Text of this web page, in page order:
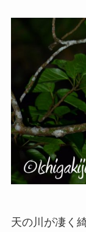
天の川が凄く